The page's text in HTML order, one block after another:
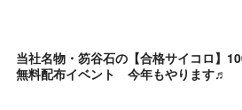
当社名物・笏谷石の【合格サイコロ】
無料配布イベント 今年もやります♬